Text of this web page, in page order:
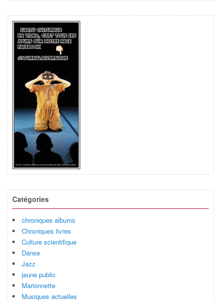
Catégories
chroniques albums
Chroniques livres
Culture scientifique
Danse
Jazz
jeune public
Marionnette
Musiques actuelles